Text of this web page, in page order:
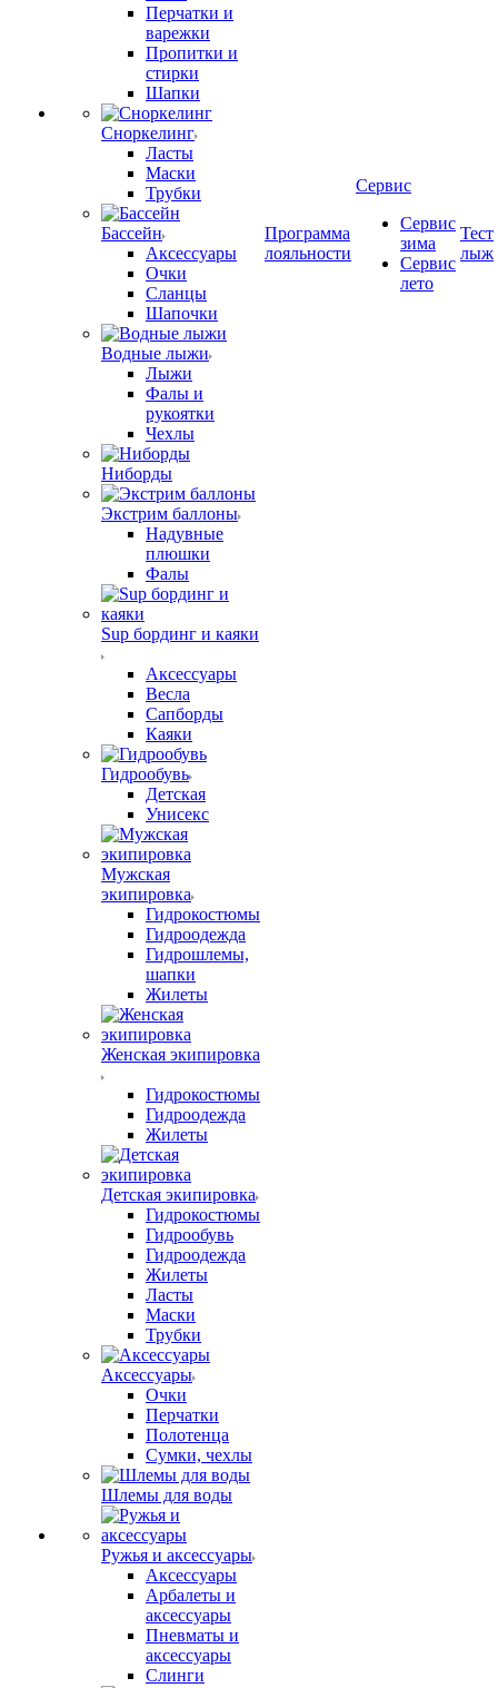
Перчатки и
варежки
Пропитки и
стирки
Шапки
Сноркелинг
Ласты
Маски
Трубки
Бассейн
Аксессуары
Очки
Сланцы
Шапочки
Водные лыжи
Лыжи
Фалы и
рукоятки
Чехлы
Ниборды
Экстрим баллоны
Надувные
плюшки
Фалы
Sup бординг и каяки
Аксессуары
Весла
Сапборды
Каяки
Гидрообувь
Детская
Унисекс
Мужская
экипировка
Гидрокостюмы
Гидроодежда
Гидрошлемы,
шапки
Жилеты
Женская экипировка
Гидрокостюмы
Гидроодежда
Жилеты
Детская экипировка
Гидрокостюмы
Гидрообувь
Гидроодежда
Жилеты
Ласты
Маски
Трубки
Аксессуары
Очки
Перчатки
Полотенца
Сумки, чехлы
Шлемы для воды
Ружья и аксессуары
Аксессуары
Арбалеты и
аксессуары
Пневматы и
аксессуары
Слинги
Программа
лояльности
Сервис
Сервис
зима
Сервис
лето
Тест
лыж